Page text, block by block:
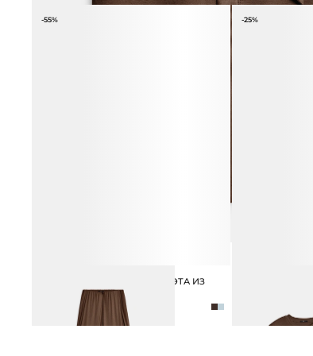
-55%
БРЮКИ СВОБОДНОГО СИЛУЭТА ИЗ
ЛИОЦЕЛЛА
10 990 ₽
-25%